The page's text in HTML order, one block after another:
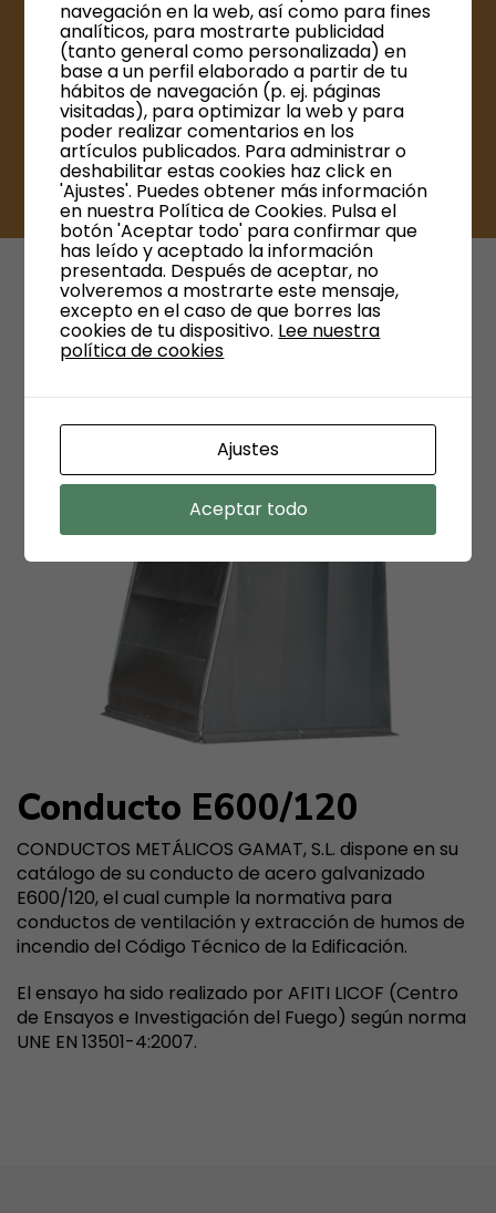
Guía práctica para tomar correctamente las
medidas según la normativa vigente
VER
Conducto E600/120
CONDUCTOS METÁLICOS GAMAT, S.L. dispone en su
catálogo de su conducto de acero galvanizado
E600/120, el cual cumple la normativa para
conductos de ventilación y extracción de humos de
incendio del Código Técnico de la Edificación.
El ensayo ha sido realizado por AFITI LICOF (Centro
de Ensayos e Investigación del Fuego) según norma
UNE EN 13501-4:2007.
navegación en la web, así como para fines
analíticos, para mostrarte publicidad
(tanto general como personalizada) en
base a un perfil elaborado a partir de tu
hábitos de navegación (p. ej. páginas
visitadas), para optimizar la web y para
poder realizar comentarios en los
artículos publicados. Para administrar o
deshabilitar estas cookies haz click en
'Ajustes'. Puedes obtener más información
en nuestra Política de Cookies. Pulsa el
botón 'Aceptar todo' para confirmar que
has leído y aceptado la información
presentada. Después de aceptar, no
volveremos a mostrarte este mensaje,
excepto en el caso de que borres las
cookies de tu dispositivo. Lee nuestra
política de cookies
Ajustes
Aceptar todo